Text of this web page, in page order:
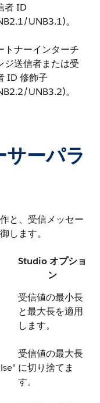
者 ID
UNB3.1)。
トナーインターチ
ジ送信者または受
ID 修飾子
UNB3.2)。
ーパラ
と、受信メッセー
します。
Studio オプショ
ン
受信値の最小長
と最大長を適用
します。
受信値の最大長
に切り捨てま
す。